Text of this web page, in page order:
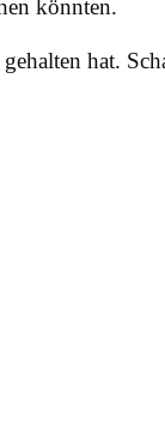
könnten.
hat.